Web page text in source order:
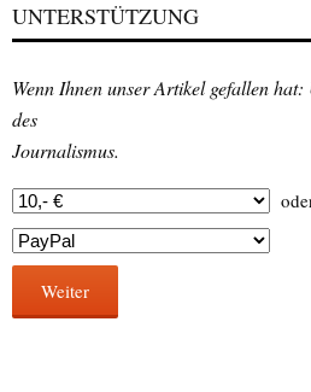
UNTERSTÜTZUNG
Wenn Ihnen unser Artikel gefallen
des
Journalismus.
Weiter